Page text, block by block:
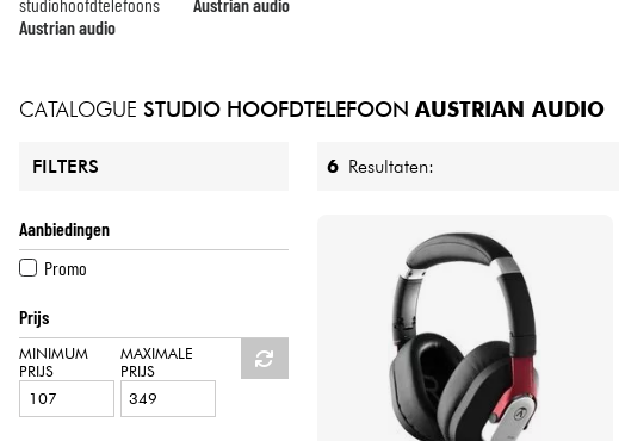
Austrian audio
CATALOGUE STUDIO HOOFDTELEFOON AUSTRIAN AUDIO
FILTERS
Aanbiedingen
Promo
Prijs
MINIMUM
PRIJS
MAXIMALE
PRIJS
6 Resultaten: